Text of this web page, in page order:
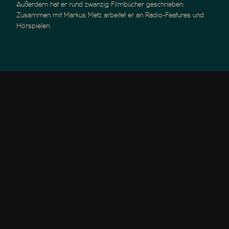
Außerdem hat er rund zwanzig Filmbücher geschrieben.
Zusammen mit Markus Metz arbeitet er an Radio-Features und
Hörspielen.